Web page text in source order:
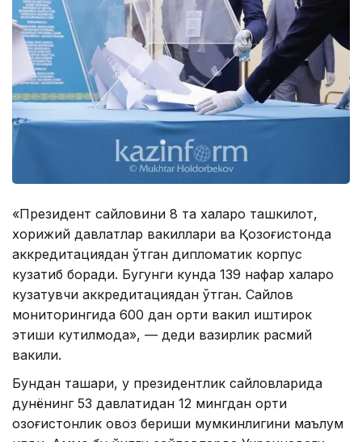
«Президент сайловини 8 та халқаро ташкилот,
хорижий давлатлар вакиллари ва Қозоғистонда
аккредитациядан ўтган дипломатик корпус
кузатиб боради. Бугунги кунда 139 нафар халқаро
кузатувчи аккредитациядан ўтган. Сайлов
мониторингида 600 дан ортиқ вакил иштирок
этиши кутилмоқда», — деди вазирлик расмий
вакили.
Бундан ташқари, у президентлик сайловларида
дунёнинг 53 давлатидан 12 мингдан ортиқ
қозоғистонлик овоз бериши мумкинлигини маълум